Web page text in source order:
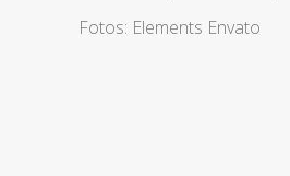
Fotos: Elements Envato